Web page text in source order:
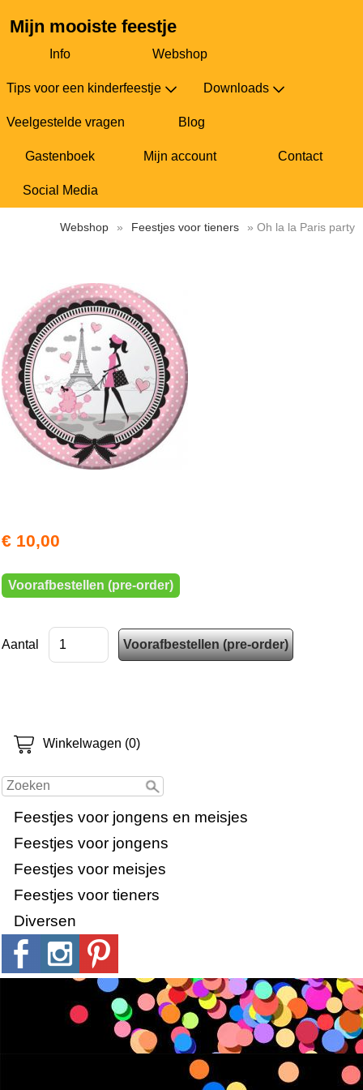
Mijn mooiste feestje
Info Webshop
Tips voor een kinderfeestje Downloads
Veelgestelde vragen Blog
Gastenboek Mijn account Contact
Social Media
Winkelwagen (0)
Feestjes voor jongens en meisjes
Feestjes voor jongens
Feestjes voor meisjes
Feestjes voor tieners
Diversen
Webshop » Feestjes voor tieners » Oh la la Paris party
€ 10,00
Voorafbestellen (pre-order)
Aantal